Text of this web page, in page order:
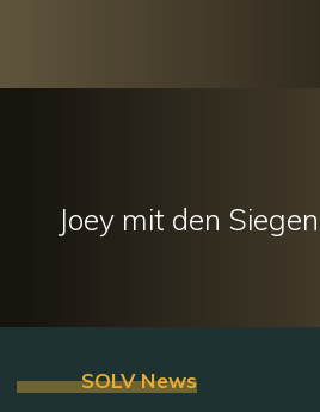
Joey mit den
SOLV News